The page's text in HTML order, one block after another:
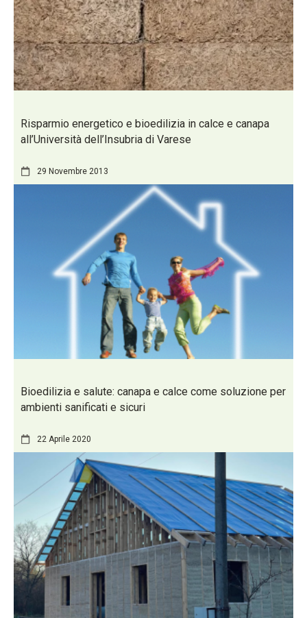
Risparmio energetico e bioedilizia in calce e canapa
all’Università dell’Insubria di Varese
29 Novembre 2013
Bioedilizia e salute: canapa e calce come soluzione per
ambienti sanificati e sicuri
22 Aprile 2020